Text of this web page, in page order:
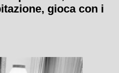
gioca con i